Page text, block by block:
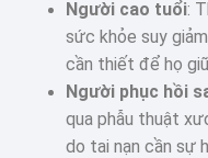
Người cao tuổi:
sức khỏe suy
cần thiết để họ
Người phục hồi
qua phẫu thuật
do tai nạn cần sự